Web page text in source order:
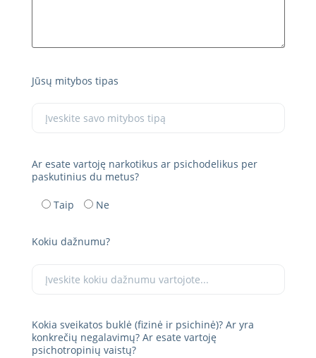
Jūsų mitybos tipas
Ar esate vartoję narkotikus ar psichodelikus per
paskutinius du metus?
Taip Ne
Kokiu dažnumu?
Kokia sveikatos buklė (fizinė ir psichinė)? Ar yra
konkrečių negalavimų? Ar esate vartoję
psichotropinių vaistų?